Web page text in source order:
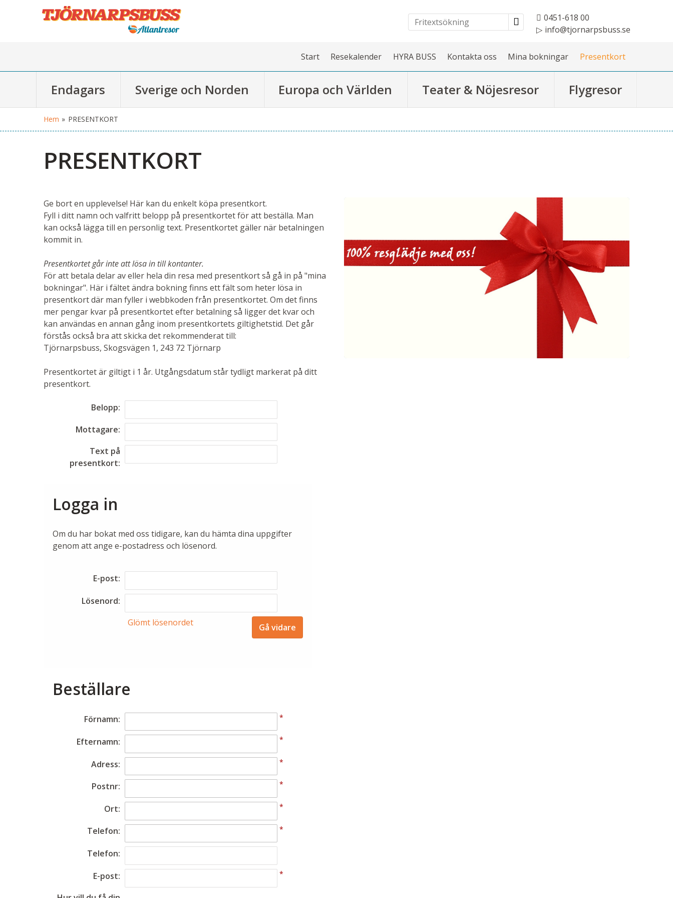
0451-618 00
info@tjornarpsbuss.se
Start Resekalender HYRA BUSS Kontakta oss Mina bokningar Presentkort
Endagars Sverige och Norden Europa och Världen Teater & Nöjesresor Flygresor
Hem » PRESENTKORT
PRESENTKORT
Ge bort en upplevelse! Här kan du enkelt köpa presentkort.
Fyll i ditt namn och valfritt belopp på presentkortet för att beställa. Man
kan också lägga till en personlig text. Presentkortet gäller när betalningen
kommit in.
Presentkortet går inte att lösa in till kontanter.
För att betala delar av eller hela din resa med presentkort så gå in på "mina
bokningar". Här i fältet ändra bokning finns ett fält som heter lösa in
presentkort där man fyller i webbkoden från presentkortet. Om det finns
mer pengar kvar på presentkortet efter betalning så ligger det kvar och
kan användas en annan gång inom presentkortets giltighetstid. Det går
förstås också bra att skicka det rekommenderat till:
Tjörnarpsbuss, Skogsvägen 1, 243 72 Tjörnarp
Presentkortet är giltigt i 1 år. Utgångsdatum står tydligt markerat på ditt
presentkort.
Belopp:
Mottagare:
Text på
presentkort:
Logga in
Om du har bokat med oss tidigare, kan du hämta dina uppgifter
genom att ange e-postadress och lösenord.
E-post:
Lösenord:
Glömt lösenordet
Beställare
Förnamn: *
Efternamn: *
Adress: *
Postnr: *
Ort: *
Telefon: *
Telefon:
E-post: *